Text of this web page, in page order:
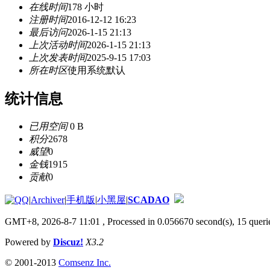
在线时间178 小时
注册时间2016-12-12 16:23
最后访问2026-1-15 21:13
上次活动时间2026-1-15 21:13
上次发表时间2025-9-15 17:03
所在时区使用系统默认
统计信息
已用空间0 B
积分2678
威望0
金钱1915
贡献0
|Archiver|手机版|小黑屋|SCADAO
GMT+8, 2026-8-7 11:01 , Processed in 0.056670 second(s), 15
Powered by Discuz! X3.2
© 2001-2013 Comsenz Inc.